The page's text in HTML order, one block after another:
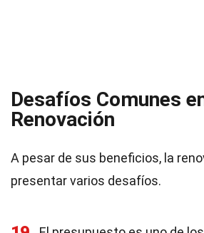
Desafíos Comunes
Renovación
A pesar de sus beneficios, la
presentar varios desafíos.